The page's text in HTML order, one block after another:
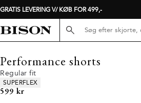
GRATIS LEVERING V/ KØB FOR 499,-
Søg her...
Performance shorts
Regular fit
Produkt egenskaber
SUPERFLEX
I alt (inkl. rabat)
599 kr